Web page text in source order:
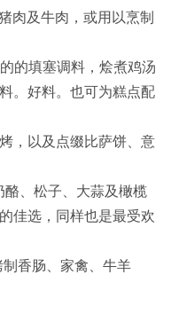
肉及牛肉，或用以烹制
的填塞调料，烩煮鸡汤
。好料。也可为糕点配
，以及点缀比萨饼、意
、松子、大蒜及橄榄
佳选，同样也是最受欢
香肠、家禽、牛羊